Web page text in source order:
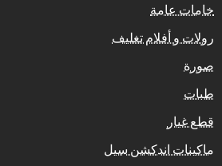
خامات عامة
رولات و أفلام تغليف
صورة
طبات
قطع غيار
ماكينات اندكشن سيل